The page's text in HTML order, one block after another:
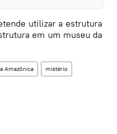
utilizar a estrutura
em um museu da
Amazônica mistério